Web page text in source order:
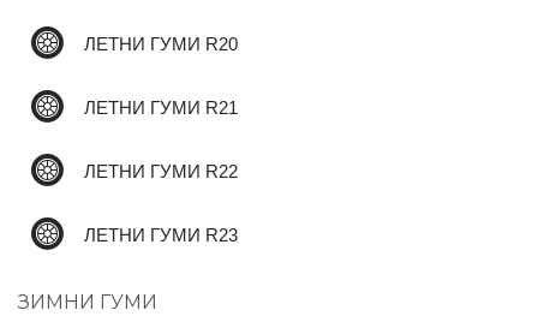
ЛЕТНИ ГУМИ R20
ЛЕТНИ ГУМИ R21
ЛЕТНИ ГУМИ R22
ЛЕТНИ ГУМИ R23
ЗИМНИ ГУМИ